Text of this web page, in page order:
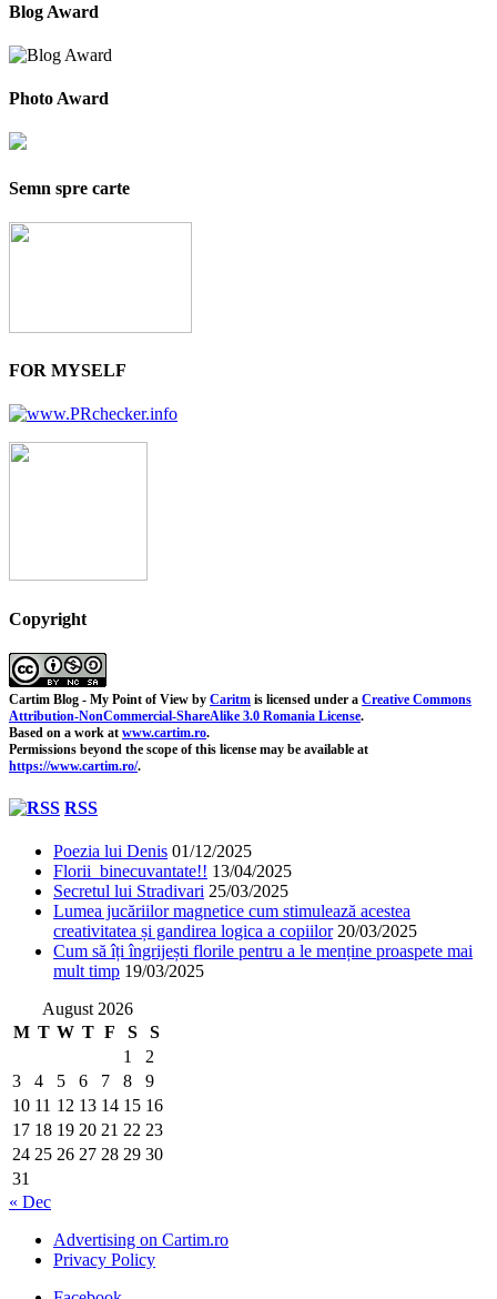
Blog Award
Photo Award
Semn spre carte
FOR MYSELF
Copyright
Cartim Blog - My Point of View by Caritm is licensed under a Creative Commons
Attribution-NonCommercial-ShareAlike 3.0 Romania License.
Based on a work at www.cartim.ro.
Permissions beyond the scope of this license may be available at
https://www.cartim.ro/.
RSS
Poezia lui Denis 01/12/2025
Florii binecuvantate!! 13/04/2025
Secretul lui Stradivari 25/03/2025
Lumea jucăriilor magnetice cum stimulează acestea
creativitatea și gandirea logica a copiilor 20/03/2025
Cum să îți îngrijești florile pentru a le menține proaspete mai
mult timp 19/03/2025
August 2026
M T W T F S
S
1
2
3
4 5 6 7 8
9
10 11 12 13 14 15 16
17 18 19 20 21 22 23
24 25 26 27 28 29 30
31
« Dec
Advertising on Cartim.ro
Privacy Policy